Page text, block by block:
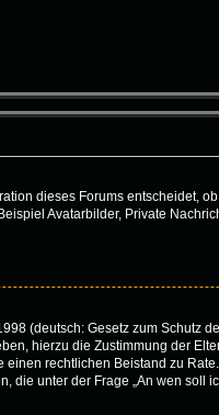
dieses Forums entscheidet,
Avatarbilder, Private
(deutsch: Gesetz zum
hierzu die Zustimmung der
rechtlichen Beistand zu
unter der Frage „An wen